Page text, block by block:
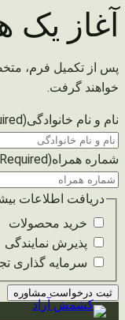
آغاز
پس از تکمیل فرم،
خواهند گرفت.
نام و نام خانوادگی(Required)
شماره همراه(Required)
دریافت اطلاعات
خرید محصولات
پذیرش نمایندگی
سرمایه گذاری
رفتن